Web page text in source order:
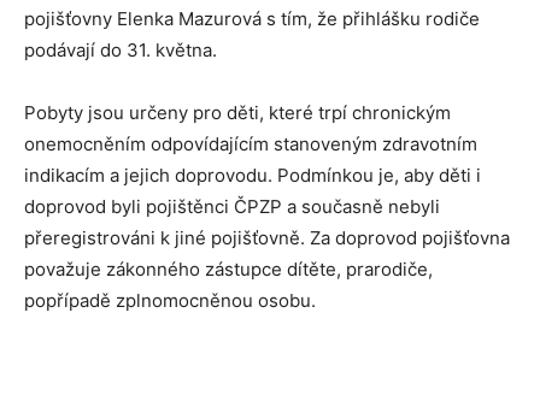
pojišťovny Elenka Mazurová s tím, že přihlášku rodiče
podávají do 31. května.
Pobyty jsou určeny pro děti, které trpí chronickým
onemocněním odpovídajícím stanoveným zdravotním
indikacím a jejich doprovodu. Podmínkou je, aby děti i
doprovod byli pojištěnci ČPZP a současně nebyli
přeregistrováni k jiné pojišťovně. Za doprovod pojišťovna
považuje zákonného zástupce dítěte, prarodiče,
popřípadě zplnomocněnou osobu.